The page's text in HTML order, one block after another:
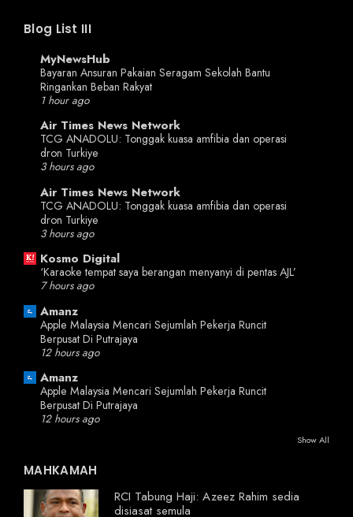
Blog List III
MyNewsHub
Bayaran Ansuran Pakaian Seragam Sekolah Bantu
Ringankan Beban Rakyat
1 hour ago
Air Times News Network
TCG ANADOLU: Tonggak kuasa amfibia dan operasi
dron Turkiye
3 hours ago
Air Times News Network
TCG ANADOLU: Tonggak kuasa amfibia dan operasi
dron Turkiye
3 hours ago
Kosmo Digital
‘Karaoke tempat saya berangan menyanyi di pentas AJL’
7 hours ago
Amanz
Apple Malaysia Mencari Sejumlah Pekerja Runcit
Berpusat Di Putrajaya
12 hours ago
Amanz
Apple Malaysia Mencari Sejumlah Pekerja Runcit
Berpusat Di Putrajaya
12 hours ago
Show All
MAHKAMAH
RCI Tabung Haji: Azeez Rahim sedia
disiasat semula